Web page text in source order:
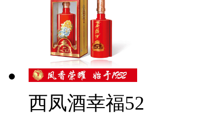
西凤酒幸福52